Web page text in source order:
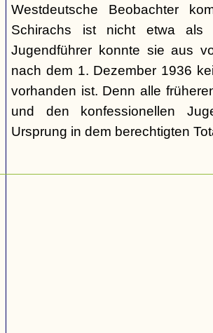
Westdeutsche Beobachter
Schirachs ist nicht etwa als
Jugendführer konnte sie aus
nach dem 1. Dezember 1936
vorhanden ist. Denn alle
und den konfessionellen
Ursprung in dem berechtigten